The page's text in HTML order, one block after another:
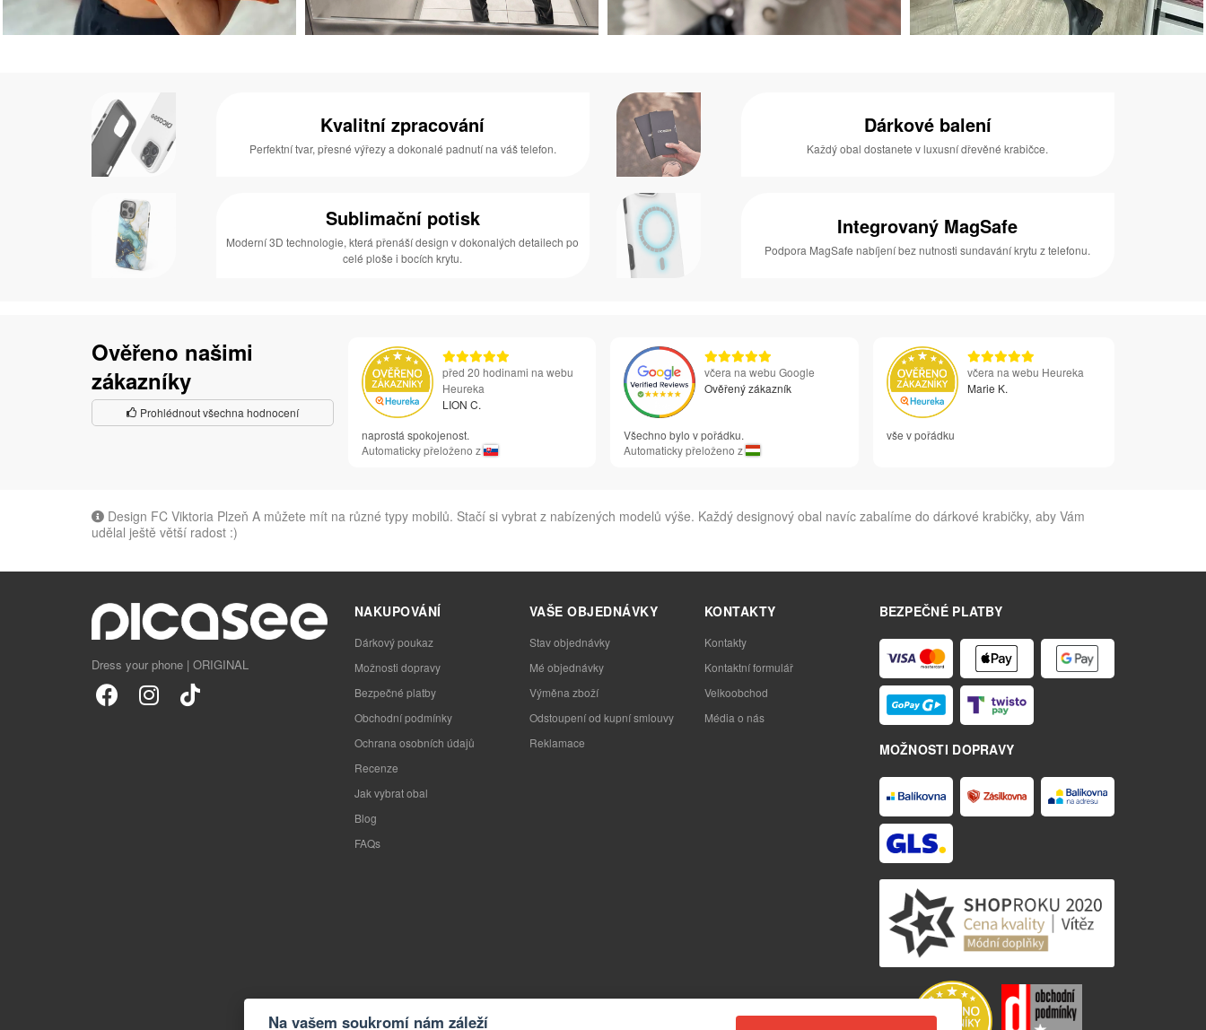
Kvalitní zpracování
Perfektní tvar, přesné výřezy a dokonalé padnutí na váš telefon.
Dárkové balení
Každý obal dostanete v luxusní dřevěné krabičce.
Sublimační potisk
Moderní 3D technologie, která přenáší design v dokonalých detailech po
celé ploše i bocích krytu.
Integrovaný MagSafe
Podpora MagSafe nabíjení bez nutnosti sundavání krytu z telefonu.
Ověřeno našimi
zákazníky
Prohlédnout všechna hodnocení
před 20 hodinami na webu
Heureka
LION C.
naprostá spokojenost.
Automaticky přeloženo z
včera na webu Google
Ověřený zákazník
Všechno bylo v pořádku.
Automaticky přeloženo z
včera na webu Heureka
Marie K.
vše v pořádku
Design FC Viktoria Plzeň A můžete mít na různé typy mobilů. Stačí si vybrat z nabízených modelů výše. Každý designový obal navíc zabalíme do dárkové krabičky, aby Vám
udělal ještě větší radost :)
Dress your phone | ORIGINAL
BEZPEČNÉ PLATBY
MOŽNOSTI DOPRAVY
NAKUPOVÁNÍ
Dárkový poukaz
Možnosti dopravy
Bezpečné platby
Obchodní podmínky
Ochrana osobních údajů
Recenze
Jak vybrat obal
Blog
FAQs
VAŠE OBJEDNÁVKY
Stav objednávky
Mé objednávky
Výměna zboží
Odstoupení od kupní smlouvy
Reklamace
KONTAKTY
Kontakty
Kontaktní formulář
Velkoobchod
Média o nás
Na vašem soukromí nám záleží